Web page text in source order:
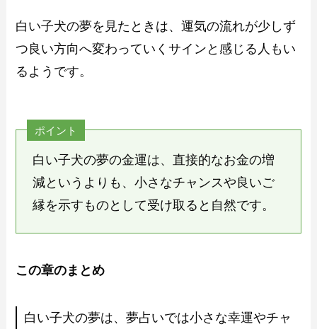
白い子犬の夢を見たときは、運気の流れが少しず
つ良い方向へ変わっていくサインと感じる人もい
るようです。
ポイント
白い子犬の夢の金運は、直接的なお金の増
減というよりも、小さなチャンスや良いご
縁を示すものとして受け取ると自然です。
この章のまとめ
白い子犬の夢は、夢占いでは小さな幸運やチャ